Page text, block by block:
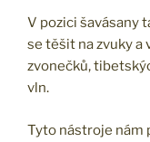
V pozici šavásany
se těšit na zvuky a
zvonečků,
vln.
Tyto nástroje nám